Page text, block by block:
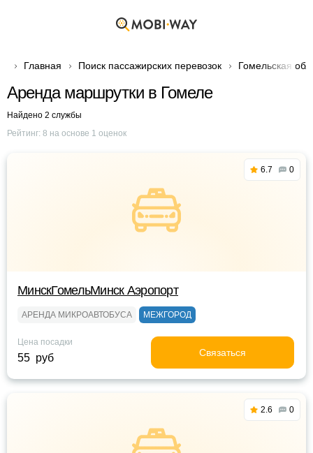
Главная Поиск пассажирских перевозок Гомельская
Аренда маршрутки в Гомеле
Найдено 2 службы
Рейтинг: 8 на основе 1 оценок
6.7 0
МинскГомельМинск Аэропорт
АРЕНДА МИКРОАВТОБУСА МЕЖГОРОД
Цена посадки
55 руб Связаться
2.6 0